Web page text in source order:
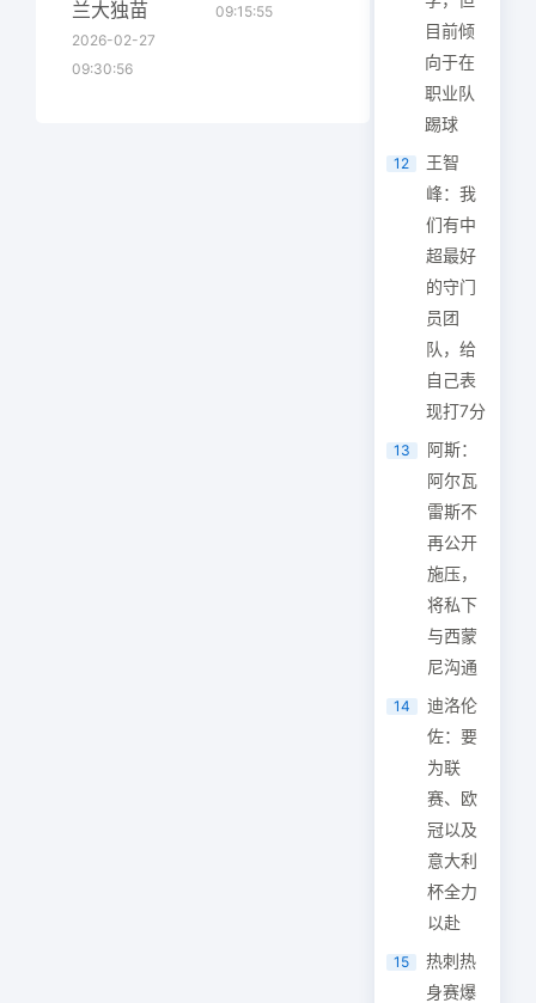
兰大独苗
2026-02-27
09:30:56
09:15:55
目前倾
向于在
职业队
踢球
12
王智
峰：我
们有中
超最好
的守门
员团
队，给
自己表
现打7分
13
阿斯：
阿尔瓦
雷斯不
再公开
施压，
将私下
与西蒙
尼沟通
14
迪洛伦
佐：要
为联
赛、欧
冠以及
意大利
杯全力
以赴
15
热刺热
身赛爆